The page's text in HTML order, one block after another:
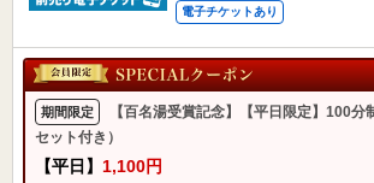
電子チケットあり
期間限定
【百名湯受賞記念】【平日限定】100分
セット付き）
【平日】 1,100円